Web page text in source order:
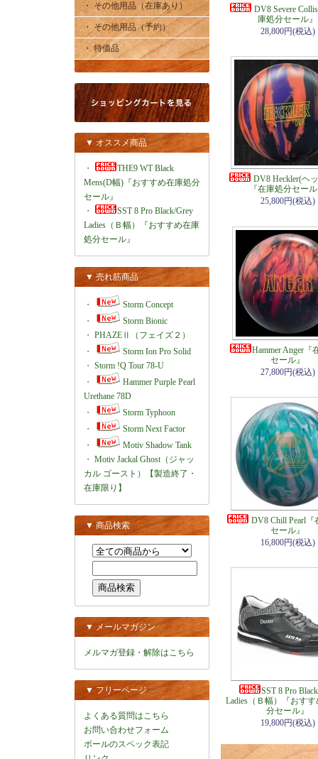
・ その他用品（在庫あり）
・ その他用品（予約）
・ 特価品
▼ オススメ商品
・
THE9 WT Black
Mens(D幅)『おすすめ在庫処分
セール』
・
SST 8 Pro Black/Grey
Ladies（Ｂ幅）『おすすめ在庫
処分セール』
▼ 売れ筋商品
・
Storm Concept
・
Storm Bionic
・ PHAZEⅡ（フェイズ２）
・
Storm Ion Pro Solid
・ Storm !Q Tour 78-U
・
Hammer Purple Pearl
Urethane 78D
・
Storm Typhoon
・
Storm Next Factor
・
Motiv Shadow Tank
・ Motiv Jackal Ghost（ジャッ
カル ゴースト）【製造終了・
在庫限り】
▼ 商品検索
▼ メールマガジン
メルマガ登録・解除はこちら
▼ フリーページ
よくある質問はこちら
お問い合わせフォーム
ボールのスペック表記
DV8 Severe
庫処分セール』
28,800円(税込)
DV8 Heckler(ヘ
『在庫処分セー
25,800円(税込)
Hammer Anger『
セール』
27,800円(税込)
DV8 Chill Pearl『
セール』
16,800円(税込)
SST 8 Pro
Ladies（Ｂ幅）『おす
分セール』
19,800円(税込)